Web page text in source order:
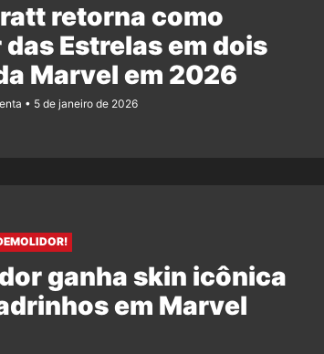
retorna como
Estrelas em dois
Marvel em 2026
5 de janeiro de 2026
ganha skin icônica
em Marvel